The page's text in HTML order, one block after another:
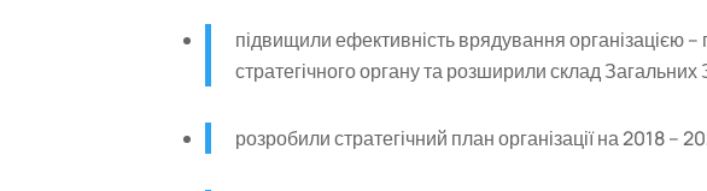
підвищили ефективність врядування організацією
стратегічного органу та розширили склад Загальних
розробили стратегічний план організації на 2018 –